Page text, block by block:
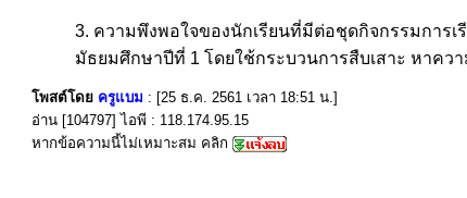
3. ความพึงพอใจของนักเรียนที่มีต่อชุดกิจกรรมการเ
มัธยมศึกษาปีที่ 1 โดยใช้กระบวนการสืบเสาะ หาคว
โพสต์โดย ครูแบม : [25 ธ.ค. 2561 เวลา 18:51 น.]
อ่าน [104797] ไอพี : 118.174.95.15
หากข้อความนี้ไม่เหมาะสม คลิก